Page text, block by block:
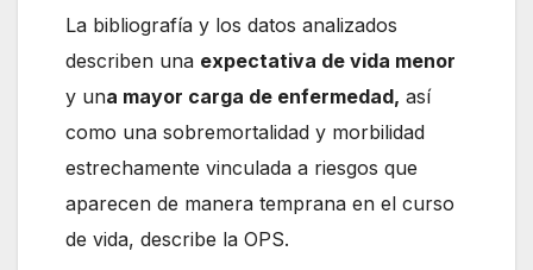
La bibliografía y los datos analizados
describen una expectativa de vida menor
y una mayor carga de enfermedad, así
como una sobremortalidad y morbilidad
estrechamente vinculada a riesgos que
aparecen de manera temprana en el curso
de vida, describe la OPS.